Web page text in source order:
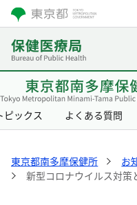
ピックス よくある質問
東京都南多摩保健所 お
新型コロナウイルス対策